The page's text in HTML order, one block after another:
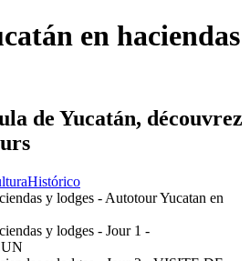
en haciendas
de Yucatán, découvrez
Histórico